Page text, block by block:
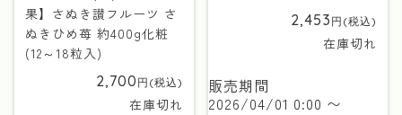
果】さぬき讃フルーツ さ
ぬきひめ苺 約400g化粧
(12～18粒入)
2,700
在庫切れ
2,453
在庫切れ
販売期間
2026/04/01 0:00 〜